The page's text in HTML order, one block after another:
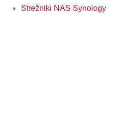
Strežniki NAS Synology
ECOSYS PA3500cx